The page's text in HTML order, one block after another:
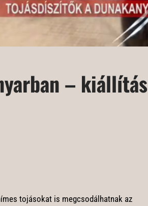
– kiállítás
tojásokat is megcsodálhatnak az